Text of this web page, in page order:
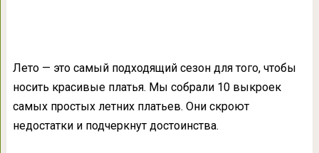
Лето — это самый подходящий сезон для того, чтобы
носить красивые платья. Мы собрали 10 выкроек
самых простых летних платьев. Они скроют
недостатки и подчеркнут достоинства.